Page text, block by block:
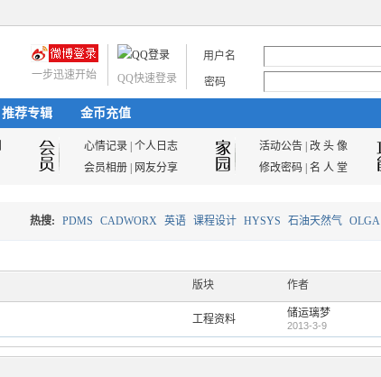
用户名
密码
QQ快速登录
一步迅速开始
推荐专辑 金币充值
心情记录 个人日志 活动公告| 改 头 像
会员相册 网友分享 修改密码| 名 人 堂
热搜: PDMS CADWORX 英语 课程设计 HYSYS 石油天然气 OLGA
版块 作者
工程资料 储运璃梦
2013-3-9